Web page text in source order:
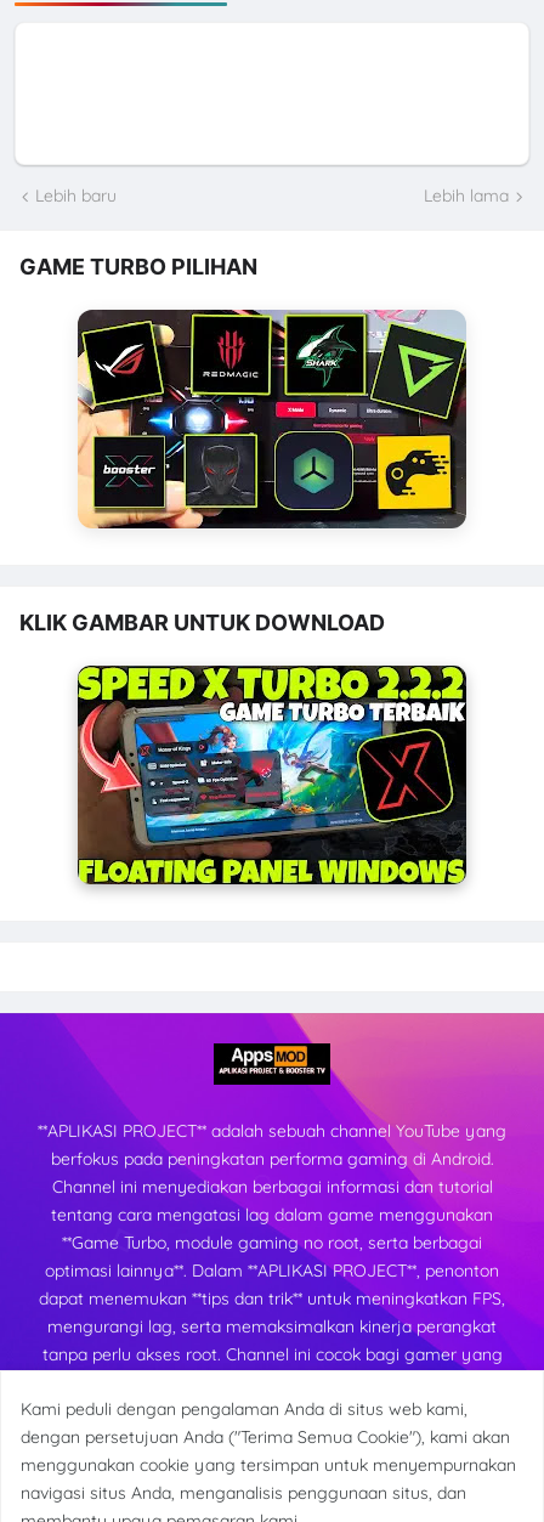
Lebih baru Lebih lama
GAME TURBO PILIHAN
KLIK GAMBAR UNTUK DOWNLOAD
**APLIKASI PROJECT** adalah sebuah channel YouTube yang
berfokus pada peningkatan performa gaming di Android.
Channel ini menyediakan berbagai informasi dan tutorial
tentang cara mengatasi lag dalam game menggunakan
**Game Turbo, module gaming no root, serta berbagai
optimasi lainnya**. Dalam **APLIKASI PROJECT**, penonton
dapat menemukan **tips dan trik** untuk meningkatkan FPS,
mengurangi lag, serta memaksimalkan kinerja perangkat
tanpa perlu akses root. Channel ini cocok bagi gamer yang
dan stabil di berbagai perangkat Android.
Kami peduli dengan pengalaman Anda di situs web kami,
dengan persetujuan Anda ("Terima Semua Cookie"), kami akan
menggunakan cookie yang tersimpan untuk menyempurnakan
navigasi situs Anda, menganalisis penggunaan situs, dan